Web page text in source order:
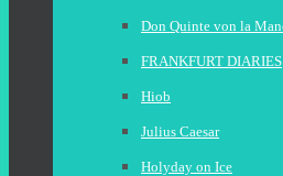
Don Quinte von la
FRANKFURT DIARIES
Hiob
Julius Caesar
Holyday on Ice